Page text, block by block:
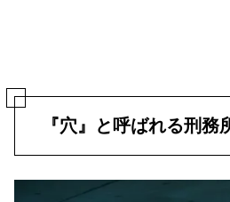
『穴』と呼ばれる刑務